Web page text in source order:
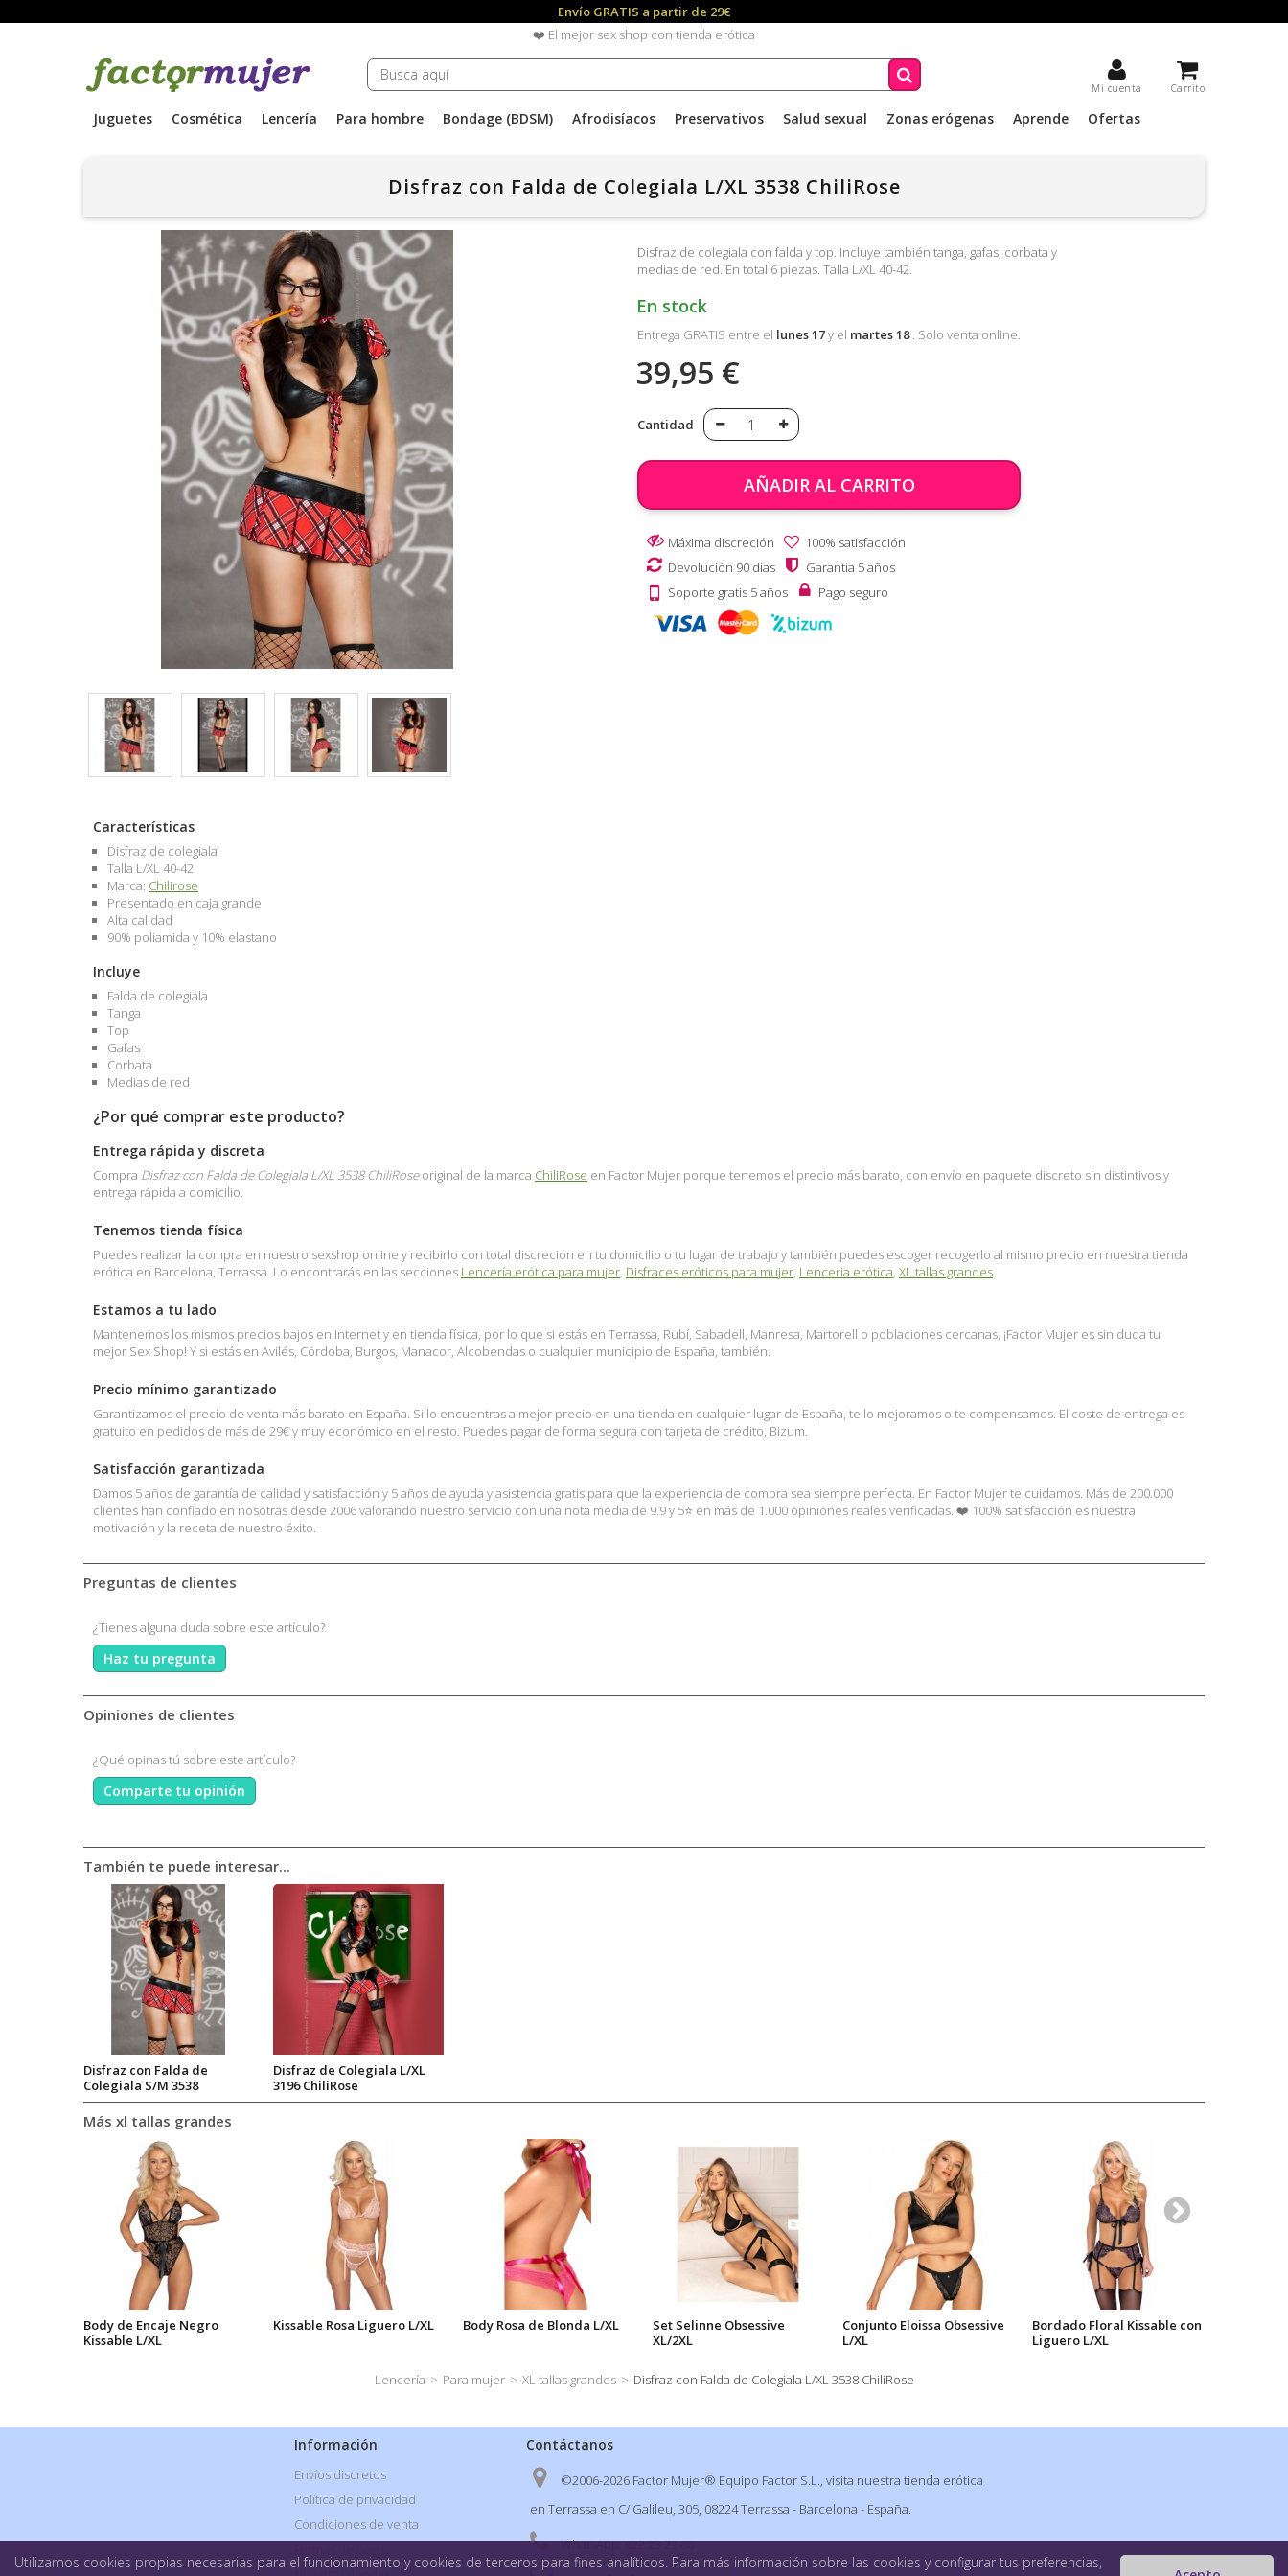
Envío GRATIS a partir de 29€
❤️ El mejor sex shop con tienda erótica
Carrito
Mi cuenta
Juguetes Cosmética Lencería Para hombre Bondage (BDSM) Afrodisíacos Preservativos Salud sexual Zonas erógenas Aprende Ofertas
Disfraz con Falda de Colegiala L/XL 3538 ChiliRose
Disfraz de colegiala con falda y top. Incluye también tanga, gafas, corbata y
medias de red. En total 6 piezas. Talla L/XL 40-42.
En stock
Entrega GRATIS entre el lunes 17y el martes 18 . Solo venta online.
39,95 €
Cantidad
AÑADIR AL CARRITO
Máxima discreción
100% satisfacción
Devolución 90 días
Garantía 5 años
Soporte gratis 5 años
Pago seguro
Características
Disfraz de colegiala
Talla L/XL 40-42
Marca: Chilirose
Presentado en caja grande
Alta calidad
90% poliamida y 10% elastano
Incluye
Falda de colegiala
Tanga
Top
Gafas
Corbata
Medias de red
¿Por qué comprar este producto?
Entrega rápida y discreta
Compra Disfraz con Falda de Colegiala L/XL 3538 ChiliRoseoriginal de la marca ChiliRose en Factor Mujer porque tenemos el precio más barato, con envío en paquete discreto sin distintivos y
entrega rápida a domicilio.
Tenemos tienda física
Puedes realizar la compra en nuestro sexshop online y recibirlo con total discreción en tu domicilio o tu lugar de trabajo y también puedes escoger recogerlo al mismo precio en nuestra tienda
erótica en Barcelona, Terrassa. Lo encontrarás en las secciones Lencería erótica para mujer, Disfraces eróticos para mujer, Lenceria erótica, XL tallas grandes.
Estamos a tu lado
Mantenemos los mismos precios bajos en Internet y en tienda física, por lo que si estás en Terrassa, Rubí, Sabadell, Manresa, Martorell o poblaciones cercanas, ¡Factor Mujer es sin duda tu
mejor Sex Shop! Y si estás en Avilés, Córdoba, Burgos, Manacor, Alcobendas o cualquier municipio de España, también.
Precio mínimo garantizado
Garantizamos el precio de venta más barato en España. Si lo encuentras a mejor precio en una tienda en cualquier lugar de España, te lo mejoramos o te compensamos. El coste de entrega es
gratuito en pedidos de más de 29€ y muy económico en el resto. Puedes pagar de forma segura con tarjeta de crédito, Bizum.
Satisfacción garantizada
Damos 5 años de garantía de calidad y satisfacción y 5 años de ayuda y asistencia gratis para que la experiencia de compra sea siempre perfecta. En Factor Mujer te cuidamos. Más de 200.000
clientes han confiado en nosotras desde 2006 valorando nuestro servicio con una nota media de 9.9 y 5⭐ en más de 1.000 opiniones reales verificadas. ❤️ 100% satisfacción es nuestra
motivación y la receta de nuestro éxito.
Preguntas de clientes
¿Tienes alguna duda sobre este artículo?
Haz tu pregunta
Opiniones de clientes
¿Qué opinas tú sobre este artículo?
Comparte tu opinión
También te puede interesar...
Disfraz con Falda de
Colegiala S/M 3538
ChiliRose
Disfraz de Colegiala L/XL
3196 ChiliRose
Más xl tallas grandes
Body de Encaje Negro
Kissable L/XL
Kissable Rosa Liguero L/XL Body Rosa de Blonda L/XL
Set Selinne Obsessive
XL/2XL
Conjunto Eloissa Obsessive
L/XL
Bordado Floral Kissable con
Liguero L/XL
Lencería > Para mujer > XL tallas grandes > Disfraz con Falda de Colegiala L/XL 3538 ChiliRose
Información
Envíos discretos
Política de privacidad
Condiciones de venta
Contáctanos
©2006-2026 Factor Mujer® Equipo Factor S.L., visita nuestra tienda erótica
en Terrassa en C/ Galileu, 305, 08224 Terrassa - Barcelona - España.
WhatsApp:622 23 22 86
Utilizamos cookies propias necesarias para el funcionamiento y cookies de terceros para fines analíticos. Para más información sobre las cookies y configurar tus preferencias,